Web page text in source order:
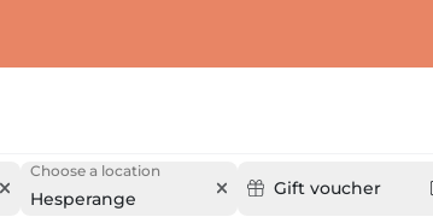
Choose a location
Hesperange Gift voucher